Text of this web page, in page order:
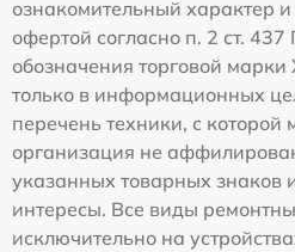
ознакомительный характер
офертой согласно п. 2 ст.
обозначения торговой
только в информационных
перечень техники, с
организация не
указанных товарных знаков
интересы. Все виды
исключительно на